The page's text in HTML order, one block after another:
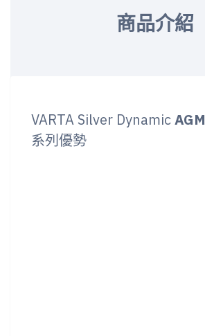
商品介紹
VARTA Silver DynamicAGM
系列優勢